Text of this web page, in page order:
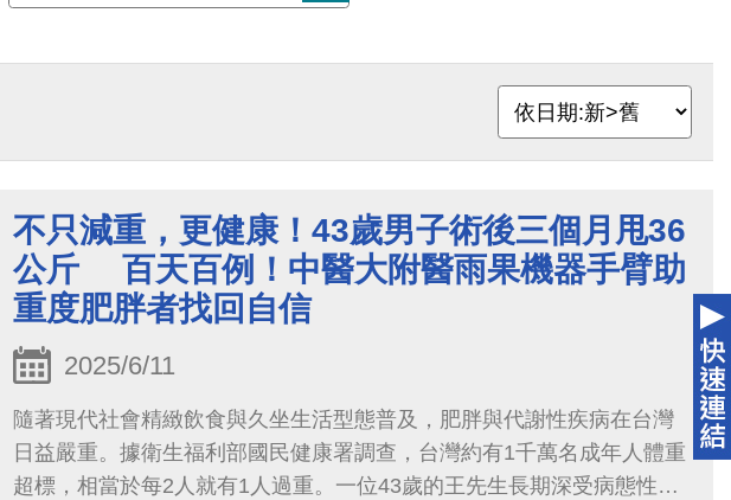
不只減重，更健康！43歲男子術後三個月甩36
公斤 百天百例！中醫大附醫雨果機器手臂助
重度肥胖者找回自信
2025/6/11
隨著現代社會精緻飲食與久坐生活型態普及，肥胖與代謝性疾病在台灣
日益嚴重。據衛生福利部國民健康署調查，台灣約有1千萬名成年人體重
超標，相當於每2人就有1人過重。一位43歲的王先生長期深受病態性肥